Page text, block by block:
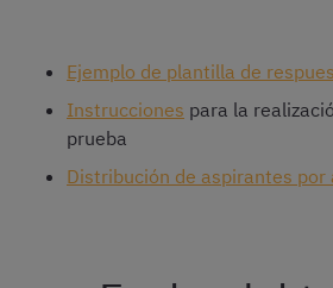
Ejemplo de plantilla de
Instrucciones para la
prueba
Distribución de aspirantes por